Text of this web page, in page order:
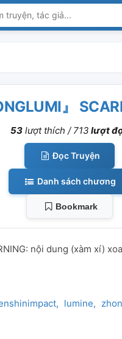
』
53 lượt thích / 713 lượt
Đọc Truyện
Danh sách chương
Bookmark
nội dung (xàm xí)
lumine